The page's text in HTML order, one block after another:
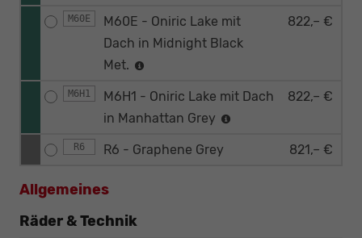
M60E
M60E - Oniric Lake mit
Dach in Midnight Black
Met.
822,– €
M6H1
M6H1 - Oniric Lake mit Dach
in Manhattan Grey
822,– €
R6 R6 - Graphene Grey 821,– €
Allgemeines
Räder & Technik